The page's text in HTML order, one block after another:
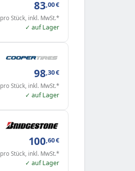
83,00€
pro Stück, inkl. MwSt.*
✓ auf Lager
98,30€
pro Stück, inkl. MwSt.*
✓ auf Lager
100,60€
pro Stück, inkl. MwSt.*
✓ auf Lager